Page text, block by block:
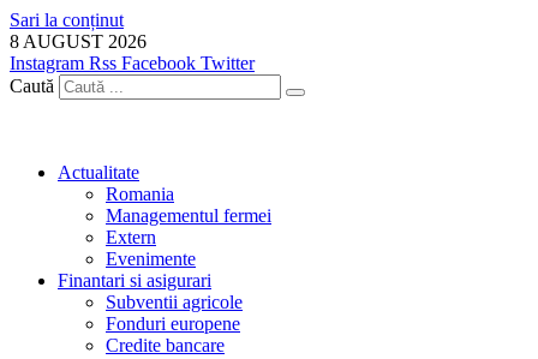
Sari la conținut
8 AUGUST 2026
Instagram Rss Facebook Twitter
Caută
Actualitate
Romania
Managementul fermei
Extern
Evenimente
Finantari si asigurari
Subventii agricole
Fonduri europene
Credite bancare